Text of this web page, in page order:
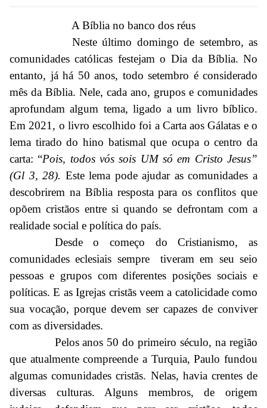
A Bíblia no banco dos réus
Neste último domingo de setembro, as
comunidades católicas festejam o Dia da Bíblia. No
entanto, já há 50 anos, todo setembro é considerado
mês da Bíblia. Nele, cada ano, grupos e comunidades
aprofundam algum tema, ligado a um livro bíblico.
Em 2021, o livro escolhido foi a Carta aos Gálatas e o
lema tirado do hino batismal que ocupa o centro da
carta: “Pois, todos vós sois UM só em Cristo Jesus”
(Gl 3, 28). Este lema pode ajudar as comunidades a
descobrirem na Bíblia resposta para os conflitos que
opõem cristãos entre si quando se defrontam com a
realidade social e política do país.
Desde o começo do Cristianismo, as
comunidades eclesiais sempre tiveram em seu seio
pessoas e grupos com diferentes posições sociais e
políticas. E as Igrejas cristãs veem a catolicidade como
sua vocação, porque devem ser capazes de conviver
com as diversidades.
Pelos anos 50 do primeiro século, na região
que atualmente compreende a Turquia, Paulo fundou
algumas comunidades cristãs. Nelas, havia crentes de
diversas culturas. Alguns membros, de origem